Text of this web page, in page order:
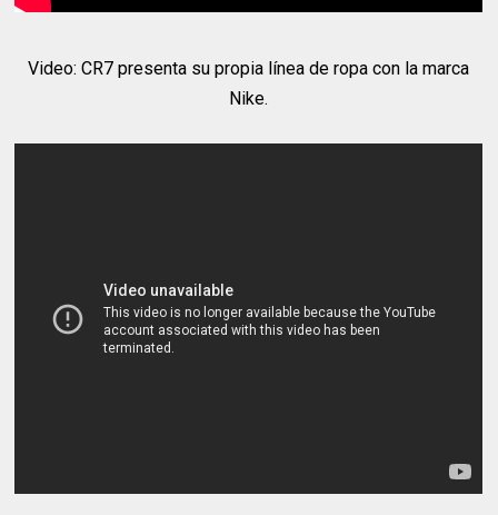
Video: CR7 presenta su propia línea de ropa con la marca
Nike.